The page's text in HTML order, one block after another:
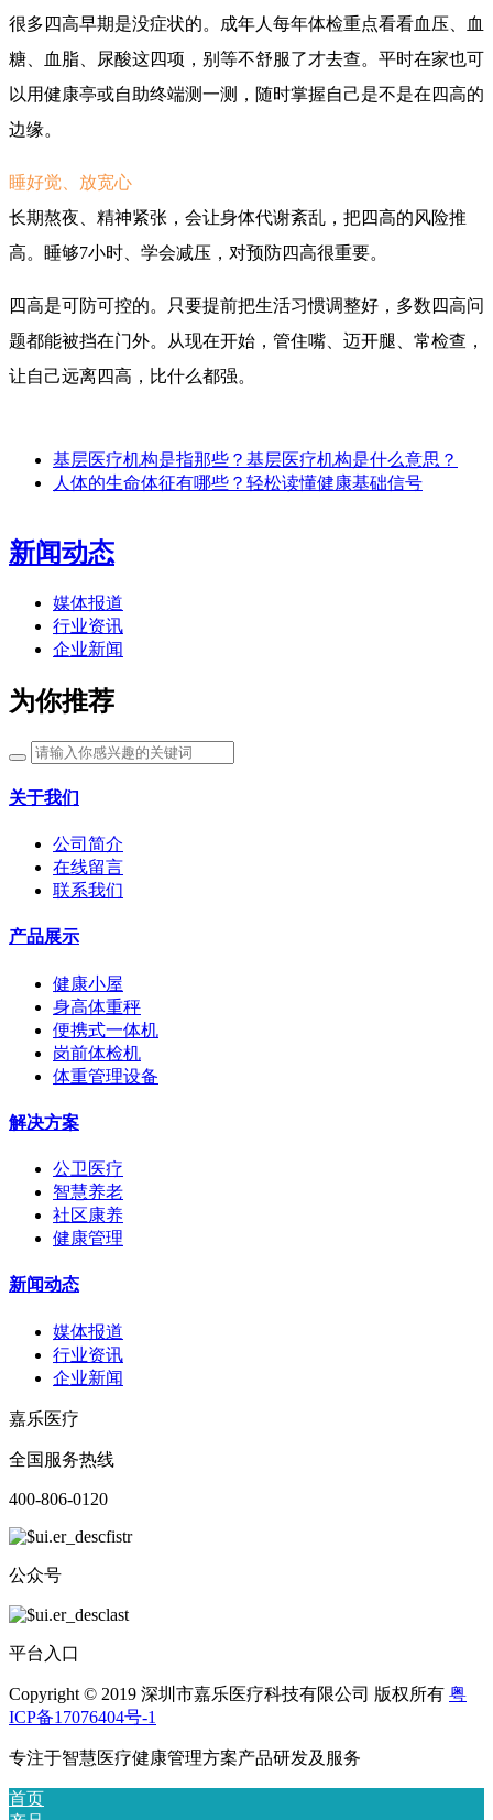
很多四高早期是没症状的。成年人每年体检重点看看血压、血
糖、血脂、尿酸这四项，别等不舒服了才去查。平时在家也可
以用健康亭或自助终端测一测，随时掌握自己是不是在四高的
边缘。
睡好觉、放宽心
长期熬夜、精神紧张，会让身体代谢紊乱，把四高的风险推
高。睡够7小时、学会减压，对预防四高很重要。
四高是可防可控的。只要提前把生活习惯调整好，多数四高问
题都能被挡在门外。从现在开始，管住嘴、迈开腿、常检查，
让自己远离四高，比什么都强。
基层医疗机构是指那些？基层医疗机构是什么意思？
人体的生命体征有哪些？轻松读懂健康基础信号
新闻动态
媒体报道
行业资讯
企业新闻
为你推荐
关于我们
公司简介
在线留言
联系我们
产品展示
健康小屋
身高体重秤
便携式一体机
岗前体检机
体重管理设备
解决方案
公卫医疗
智慧养老
社区康养
健康管理
新闻动态
媒体报道
行业资讯
企业新闻
嘉乐医疗
全国服务热线
400-806-0120
公众号
平台入口
Copyright © 2019 深圳市嘉乐医疗科技有限公司 版权所有 粤
ICP备17076404号-1
专注于智慧医疗健康管理方案产品研发及服务
首页